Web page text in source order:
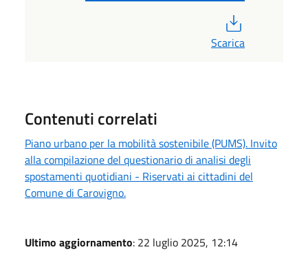
Scarica
Contenuti correlati
Piano urbano per la mobilità sostenibile (PUMS). Invito
alla compilazione del questionario di analisi degli
spostamenti quotidiani - Riservati ai cittadini del
Comune di Carovigno.
Ultimo aggiornamento: 22 luglio 2025, 12:14